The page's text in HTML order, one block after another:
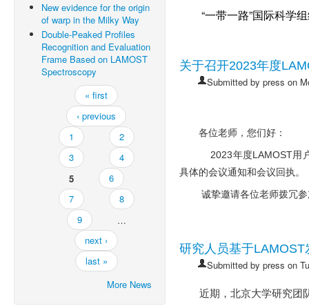
New evidence for the origin
of warp in the Milky Way
Double-Peaked Profiles
Recognition and Evaluation
Frame Based on LAMOST
Spectroscopy
« first
‹ previous
1
2
3
4
5
6
7
8
9
…
next ›
last »
More News
“一带一路”国际科学
关于召开2023年度
Submitted by press on
各位老师，您们好：
2023年度LAMOST用
具体的会议通知和会议回执。
诚挚邀请各位老师拨冗
研究人员基于
Submitted by press on
近期，北京大学研究团